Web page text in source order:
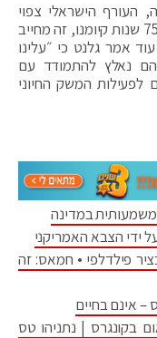
הישראלי צפוי
להתמודד עם אתגרים כמותם לא ידענו ב-75 שנות קיומנו, זה מחייב
אמר גלנט כי ״עלינו
נאלץ להתמודד עם
לפעילות המשק החיוני
במדינה
ידי הצבא האמריקני
פילדלפי • חמאס: זה
– אינם בחיים
בקונגרס | נתניהו טס